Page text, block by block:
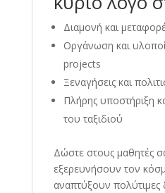
Διαμονή και
Οργάνωση και
projects
Ξεναγήσεις και
Πλήρης υποστήριξη
του ταξιδιού
Δώστε στους μαθητές
εξερευνήσουν τον
αναπτύξουν πολύτιμες